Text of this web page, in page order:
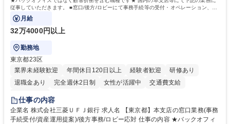
従事していただきます。 ■窓口/後方/ロビーにて事務手続等の受付・オペレーション、お
客様対応
月給
32万4000円以上
勤務地
東京都23区
業界未経験歓迎
年間休日120日以上 経験者歓迎
研修あり
退職金あり
完全週休2日制 女性が活躍中
交通費支給
土日祝休み
仕事の内容
企業名 株式会社三菱ＵＦＪ銀行 求人名 【東京都】本支店の窓口業務(事務
手続受付/資産運用提案)/後方事務/ロビー応対 仕事の内容 ★バックオフィ